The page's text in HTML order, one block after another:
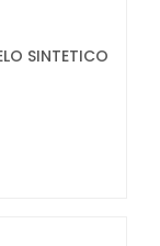
SINTETICO